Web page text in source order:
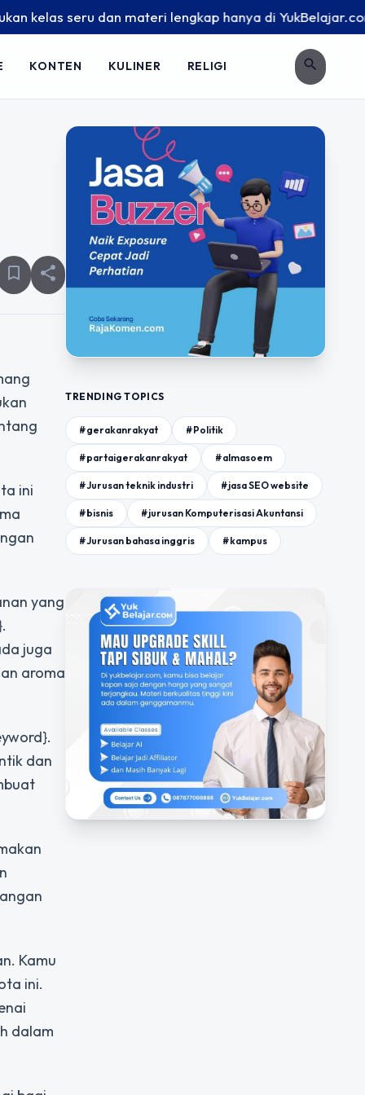
seru dan materi lengkap hanya di YukBelajar.com.
KONTEN KULINER RELIGI search
bookmark_border share
ini
yang
juga
aroma
dan
Kamu
ini.
dalam
TRENDING TOPICS
#gerakanrakyat #Politik
#partaigerakanrakyat #almasoem
#Jurusan teknik industri #jasa SEO website
#bisnis #jurusan Komputerisasi Akuntansi
#Jurusan bahasa inggris #kampus